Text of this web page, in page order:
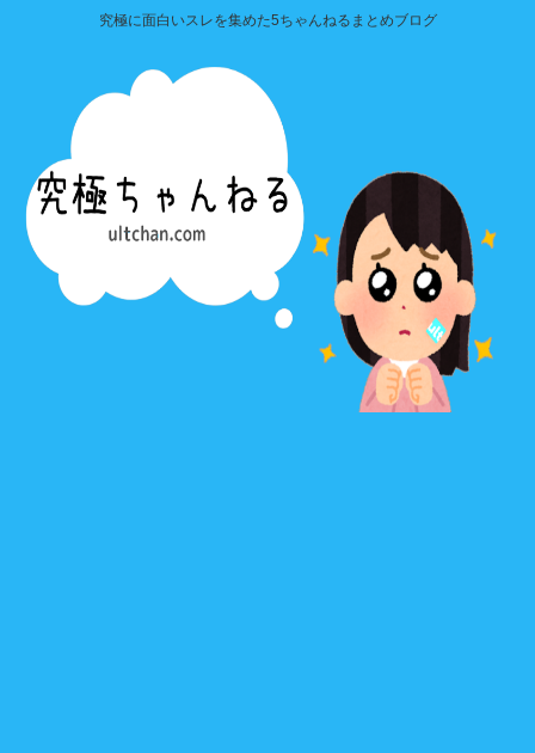
究極に面白いスレを集めた5ちゃんねるまとめブログ